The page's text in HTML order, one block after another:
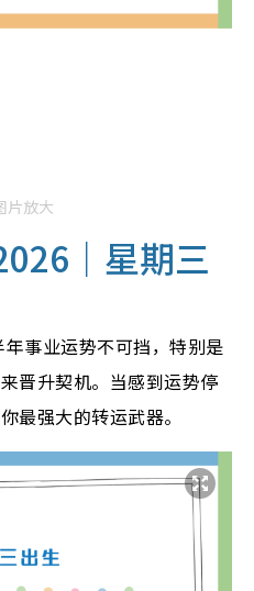
片放大
｜ 星期三
事业运势不可挡，特别是
晋升契机。当感到运势停
最强大的转运武器。